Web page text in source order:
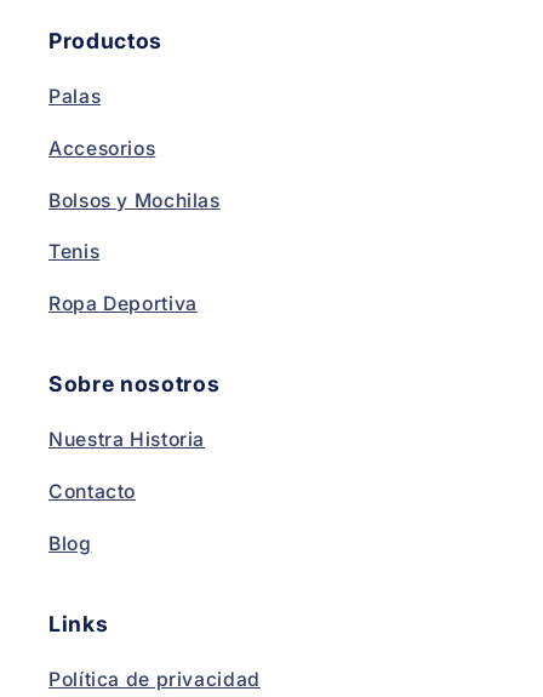
Productos
Palas
Accesorios
Bolsos y Mochilas
Tenis
Ropa Deportiva
Sobre nosotros
Nuestra Historia
Contacto
Blog
Links
Política de privacidad